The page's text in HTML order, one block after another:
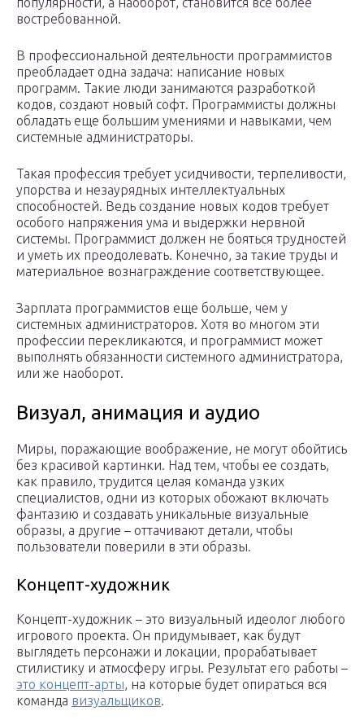
востребованной.
В профессиональной деятельности программистов
преобладает одна задача: написание новых
программ. Такие люди занимаются разработкой
кодов, создают новый софт. Программисты должны
обладать еще большим умениями и навыками, чем
системные администраторы.
Такая профессия требует усидчивости, терпеливости,
упорства и незаурядных интеллектуальных
способностей. Ведь создание новых кодов требует
особого напряжения ума и выдержки нервной
системы. Программист должен не бояться трудностей
и уметь их преодолевать. Конечно, за такие труды и
материальное вознаграждение соответствующее.
Зарплата программистов еще больше, чем у
системных администраторов. Хотя во многом эти
профессии перекликаются, и программист может
выполнять обязанности системного администратора,
или же наоборот.
Визуал, анимация и аудио
Миры, поражающие воображение, не могут обойтись
без красивой картинки. Над тем, чтобы ее создать,
как правило, трудится целая команда узких
специалистов, одни из которых обожают включать
фантазию и создавать уникальные визуальные
образы, а другие – оттачивают детали, чтобы
пользователи поверили в эти образы.
Концепт-художник
Концепт-художник – это визуальный идеолог любого
игрового проекта. Он придумывает, как будут
выглядеть персонажи и локации, прорабатывает
стилистику и атмосферу игры. Результат его работы –
это концепт-арты, на которые будет опираться вся
команда визуальщиков.